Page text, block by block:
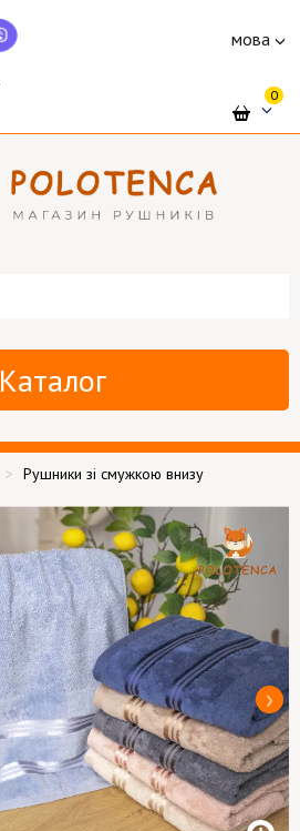
мова
0
Каталог
Рушники зі смужкою внизу